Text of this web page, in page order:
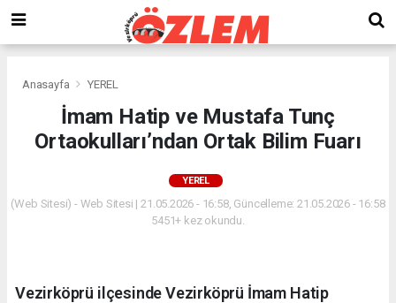
Anasayfa YEREL
İmam Hatip ve Mustafa Tunç
Ortaokulları’ndan Ortak Bilim Fuarı
YEREL
(Web Sitesi) - Web Sitesi | 21.05.2026 - 16:58, Güncelleme: 21.05.2026 - 16:58
5451+ kez okundu.
Vezirköprü ilçesinde Vezirköprü İmam Hatip